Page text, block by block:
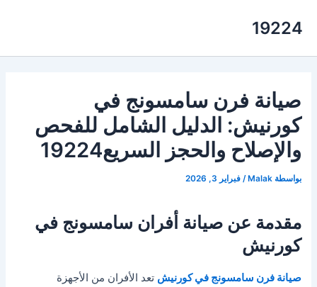
19224
صيانة فرن سامسونج في
كورنيش: الدليل الشامل للفحص
والإصلاح والحجز السريع19224
بواسطة Malak
/فبراير 3, 2026
مقدمة عن صيانة أفران سامسونج في
كورنيش
صيانة فرن سامسونج في كورنيش تعد الأفران من الأجهزة